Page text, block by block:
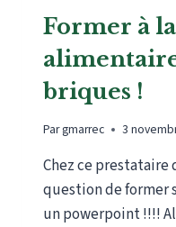
Former à
briques !
Pargmarrec 3
Chez ce
question de former
un powerpoint !!!!